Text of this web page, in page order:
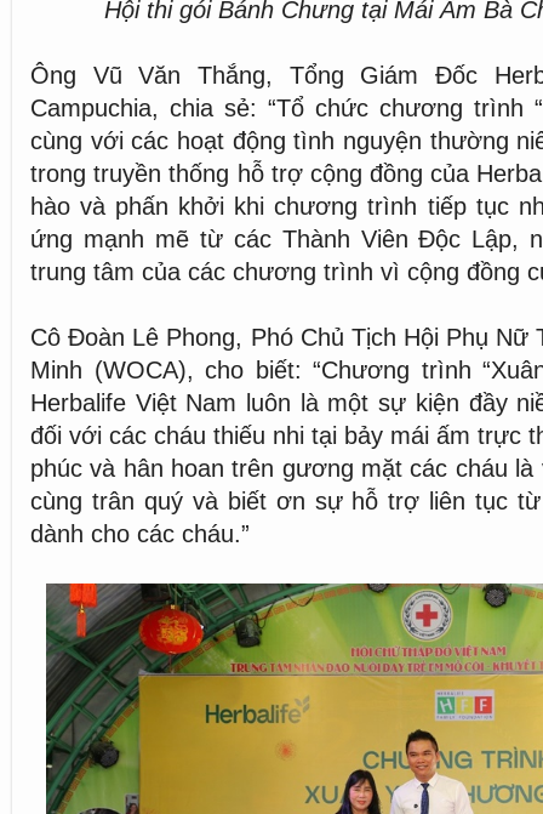
Hội thi gói Bánh Chưng tại Mái Ấm Bà
Ông Vũ Văn Thắng, Tổng Giám Đốc
Campuchia, chia sẻ: “Tổ chức chương trình
cùng với các hoạt động tình nguyện thường
trong truyền thống hỗ trợ cộng đồng của
hào và phấn khởi khi chương trình tiếp tục
ứng mạnh mẽ từ các Thành Viên Độc Lập,
trung tâm của các chương trình vì cộng đồng
Cô Đoàn Lê Phong, Phó Chủ Tịch Hội Phụ Nữ
Minh (WOCA), cho biết: “Chương trình
Herbalife Việt Nam luôn là một sự kiện đầy
đối với các cháu thiếu nhi tại bảy mái ấm trực
phúc và hân hoan trên gương mặt các cháu là
cùng trân quý và biết ơn sự hỗ trợ liên tục từ
dành cho các cháu.”